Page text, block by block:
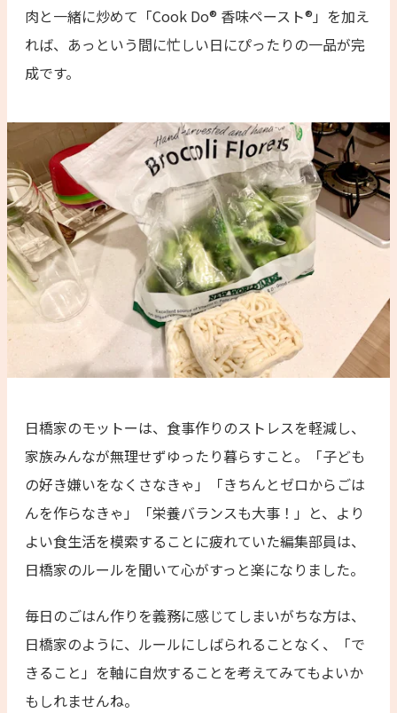
肉と一緒に炒めて「Cook Do® 香味ペースト®」を加え
れば、あっという間に忙しい日にぴったりの一品が完
成です。
日橋家のモットーは、食事作りのストレスを軽減し、
家族みんなが無理せずゆったり暮らすこと。「子ども
の好き嫌いをなくさなきゃ」「きちんとゼロからごは
んを作らなきゃ」「栄養バランスも大事！」と、より
よい食生活を模索することに疲れていた編集部員は、
日橋家のルールを聞いて心がすっと楽になりました。
毎日のごはん作りを義務に感じてしまいがちな方は、
日橋家のように、ルールにしばられることなく、「で
きること」を軸に自炊することを考えてみてもよいか
もしれませんね。